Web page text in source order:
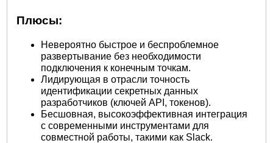
Плюсы:
Невероятно быстрое и беспроблемное
развертывание без необходимости
подключения к конечным точкам.
Лидирующая в отрасли точность
идентификации секретных данных
разработчиков (ключей API, токенов).
Бесшовная, высокоэффективная интеграция
с современными инструментами для
совместной работы, такими как Slack.